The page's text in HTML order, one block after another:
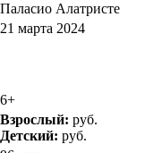
Паласио Алатристе
21 марта 2024
6+
Взрослый: руб.
Детский: руб.